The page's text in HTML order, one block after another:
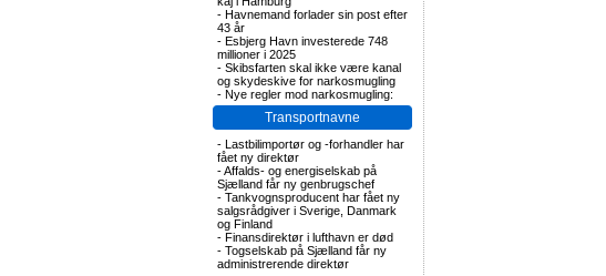
- Havnemand forlader sin post efter
43 år
- Esbjerg Havn investerede 748
millioner i 2025
- Skibsfarten skal ikke være kanal
og skydeskive for narkosmugling
- Nye regler mod narkosmugling:
Transportnavne
- Lastbilimportør og -forhandler har
fået ny direktør
-Affalds- og energiselskab på
Sjælland får ny genbrugschef
- Tankvognsproducent har fået ny
salgsrådgiver i Sverige, Danmark
og Finland
- Finansdirektør i lufthavn er død
- Togselskab på Sjælland får ny
administrerende direktør